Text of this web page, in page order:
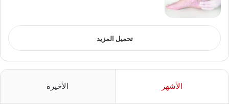
تحميل المزيد
الأشهر الأخيرة